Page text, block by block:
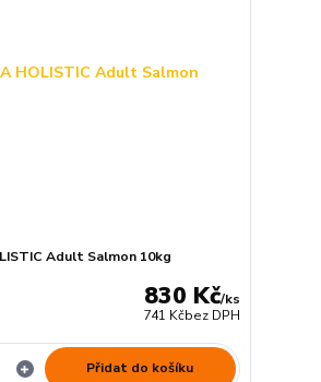
Adult Salmon 10kg
830 Kč/ks
741 Kčbez DPH
Přidat do košíku